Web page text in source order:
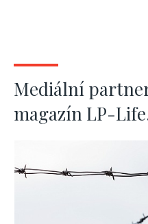
Mediální
magazín LP-